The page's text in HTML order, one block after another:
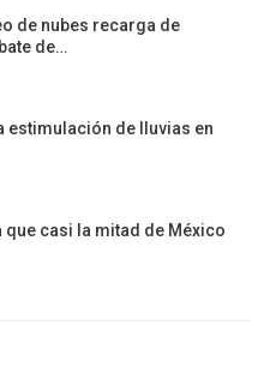
de nubes recarga de
de…
estimulación de lluvias en
que casi la mitad de México